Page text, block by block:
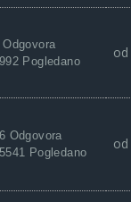
Odgovora
Pogledano
od
Odgovora
Pogledano
od